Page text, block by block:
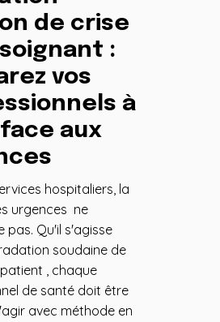
de crise
:
vos
à
aux
hospitaliers, la
urgences ne
pas. Qu'il s'agisse
soudaine de
patient , chaque
de santé doit être
avec méthode en